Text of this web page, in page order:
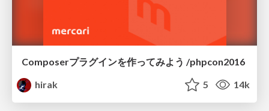
Composerプラグインを作ってみよう /phpcon2016
hirak
5 14k